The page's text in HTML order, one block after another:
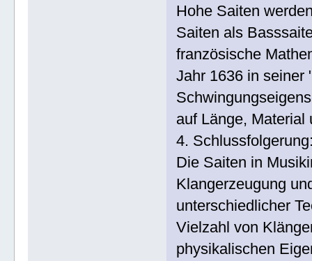
Hohe Saiten
Saiten als
französische
Jahr 1636 in seiner
auf Länge, Material
4.
Die Saiten in
Klangerzeugung
unterschiedlicher
Vielzahl von
physikalischen